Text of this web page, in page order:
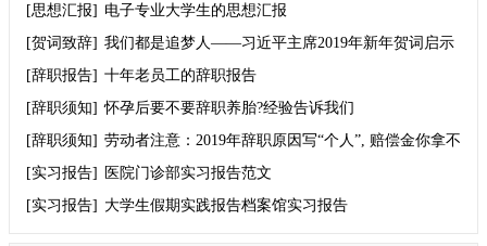
[思想汇报] 电子专业大学生的思想汇报
[贺词致辞] 我们都是追梦人——习近平主席2019年新年贺词启示
录
[辞职报告] 十年老员工的辞职报告
[辞职须知] 怀孕后要不要辞职养胎?经验告诉我们
[辞职须知] 劳动者注意：2019年辞职原因写“个人”, 赔偿金你拿不
到！
[实习报告]
医院门诊部实习报告范文
[实习报告] 大学生假期实践报告档案馆实习报告